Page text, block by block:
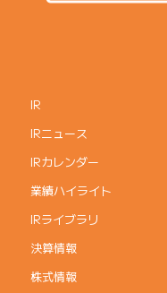
IR
IRニュース
IRカレンダー
業績ハイライト
IRライブラリ
決算情報
株式情報